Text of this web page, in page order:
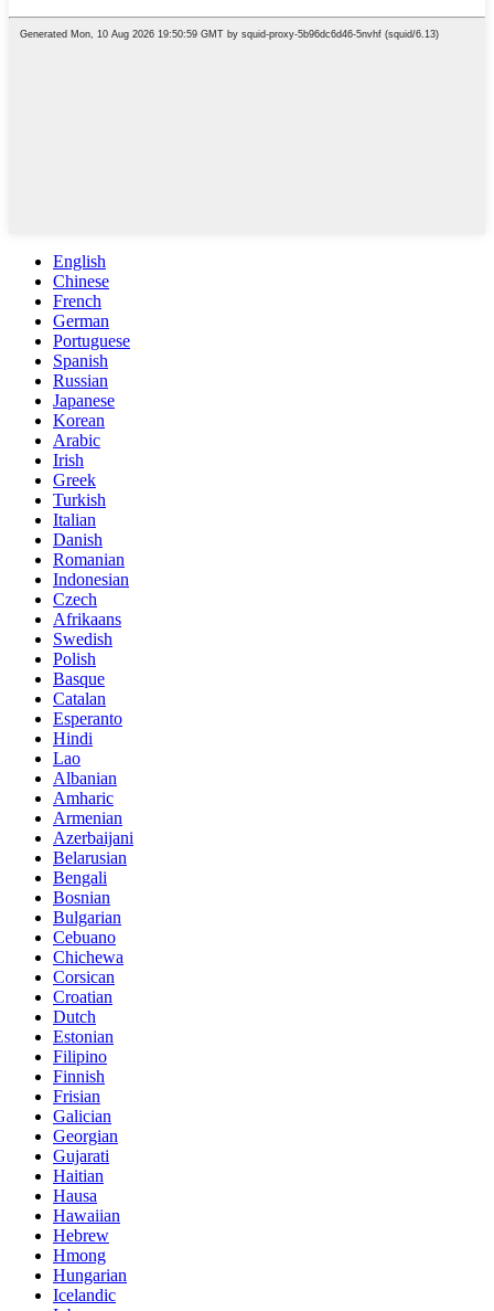
English
Chinese
French
German
Portuguese
Spanish
Russian
Japanese
Korean
Arabic
Irish
Greek
Turkish
Italian
Danish
Romanian
Indonesian
Czech
Afrikaans
Swedish
Polish
Basque
Catalan
Esperanto
Hindi
Lao
Albanian
Amharic
Armenian
Azerbaijani
Belarusian
Bengali
Bosnian
Bulgarian
Cebuano
Chichewa
Corsican
Croatian
Dutch
Estonian
Filipino
Finnish
Frisian
Galician
Georgian
Gujarati
Haitian
Hausa
Hawaiian
Hebrew
Hmong
Hungarian
Icelandic